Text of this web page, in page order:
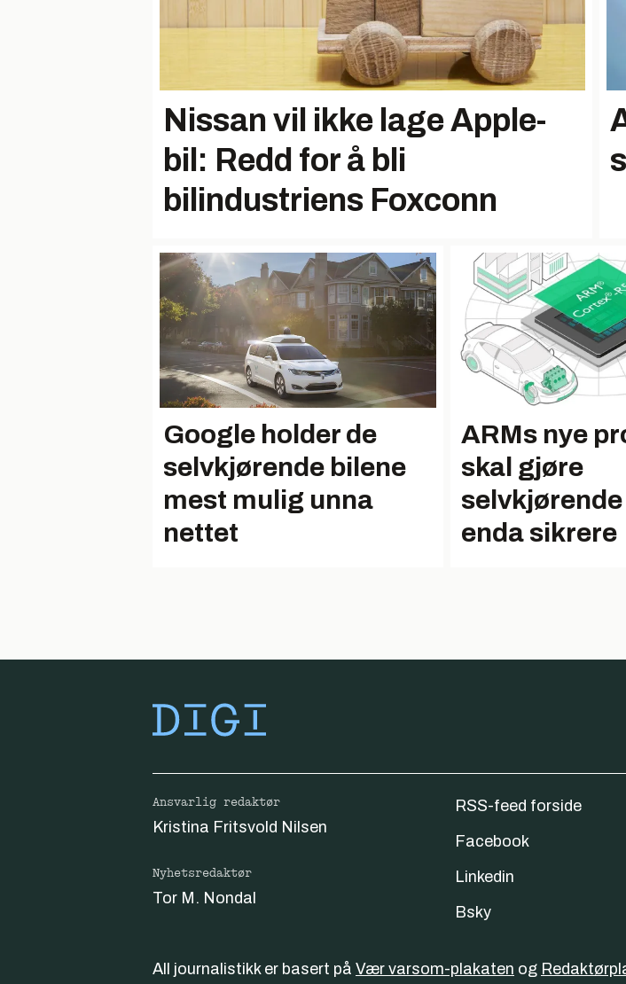
Nissan vil ikke lage Apple-
bil: Redd for å bli
bilindustriens Foxconn
Google holder de
selvkjørende bilene
mest mulig unna
nettet
ARMs nye
skal gjøre
enda sikrere
Ansvarlig redaktør
Kristina Fritsvold Nilsen
Nyhetsredaktør
Tor M. Nondal
RSS-feed forside
Facebook
Linkedin
Bsky
All journalistikk er basert på Vær varsom-plakaten og